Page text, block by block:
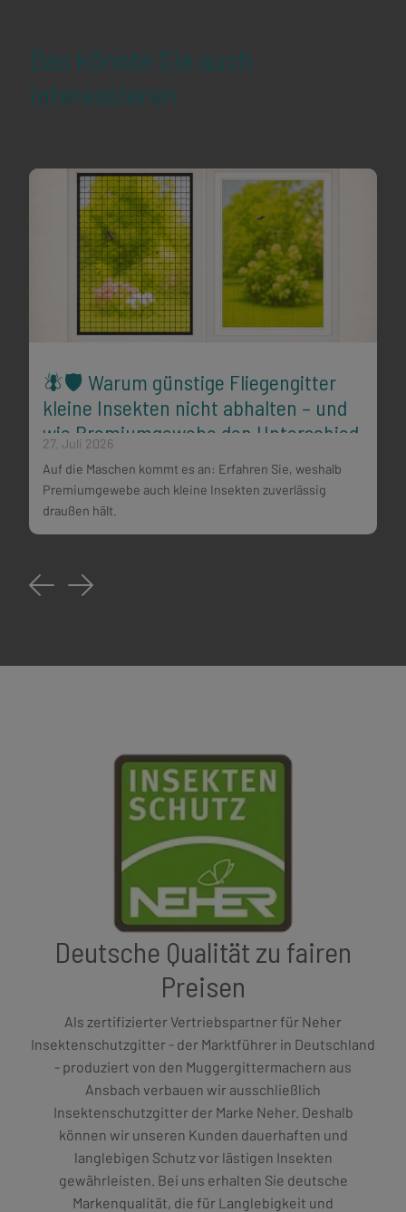
Das könnte Sie auch
interessieren
🪰🛡️ Warum günstige Fliegengitter
kleine Insekten nicht abhalten – und
wie Premiumgewebe den Unterschied
27. Juli 2026
Auf die Maschen kommt es an: Erfahren Sie, weshalb
Premiumgewebe auch kleine Insekten zuverlässig
draußen hält.
Previous
Next
Deutsche Qualität zu fairen
Preisen
Als zertifizierter Vertriebspartner für Neher
Insektenschutzgitter - der Marktführer in Deutschland
- produziert von den Muggergittermachern aus
Ansbach verbauen wir ausschließlich
Insektenschutzgitter der Marke Neher. Deshalb
können wir unseren Kunden dauerhaften und
langlebigen Schutz vor lästigen Insekten
gewährleisten. Bei uns erhalten Sie deutsche
Markenqualität, die für Langlebigkeit und